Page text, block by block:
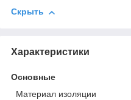
Скрыть
Характеристики
Основные
Материал изоляции